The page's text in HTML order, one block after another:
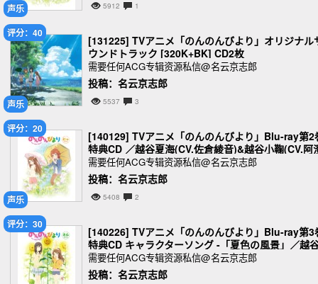
声乐 5912 1
声乐
评分：40
[131225] TVアニメ「のんのんびより」オリジナル
ウンドトラック [320K+BK] CD2枚
需要任何ACG专辑资源私信@名云京志郎
投稿：名云京志郎
5537 3
声乐
评分：20
[140129] TVアニメ「のんのんびより」Blu-ray第2
特典CD ／越谷夏海(CV.佐倉綾音)&越谷小鞠(CV.阿
佳奈) [320K+BK]
需要任何ACG专辑资源私信@名云京志郎
投稿：名云京志郎
5408 2
评分：30
[140226] TVアニメ「のんのんびより」Blu-ray第3
特典CD キャラクターソング -「夏色の風景」／越
小鞠(CV.阿澄佳奈) [320K]
需要任何ACG专辑资源私信@名云京志郎
投稿：名云京志郎